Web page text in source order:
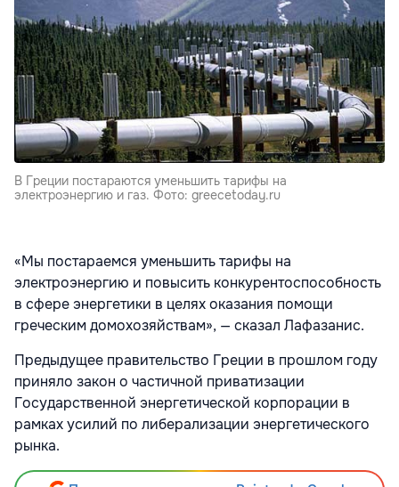
В Греции постараются уменьшить тарифы на
электроэнергию и газ. Фото: greecetoday.ru
«Мы постараемся уменьшить тарифы на
электроэнергию и повысить конкурентоспособность
в сфере энергетики в целях оказания помощи
греческим домохозяйствам», — сказал Лафазанис.
Предыдущее правительство Греции в прошлом году
приняло закон о частичной приватизации
Государственной энергетической корпорации в
рамках усилий по либерализации энергетического
рынка.